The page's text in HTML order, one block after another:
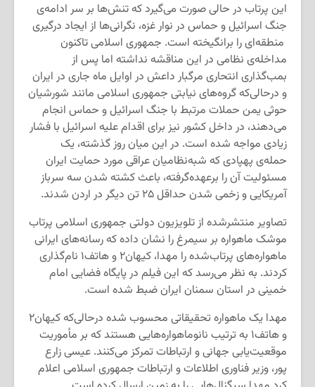
این پرتاب در حالی صورت می‌گیرد که تنش‌ها بر سر ادامه‌ی
جنگ اسرائیل و حماس در نوار غزه، نگرانی‌ها از ایجاد درگیری‌
منطقه‌ای را برانگیخته است. جمهوری اسلامی تاکنون
مداخله‌ی نظامی در این مناقشه نداشته اما پس از
بمب‌گذاری انتحاری مرگبار داعش در اوایل ماه جاری در ایران
و درحالی‌که گروه‌های نیابتی جمهوری اسلامی مانند شورشیان
حوثی یمن حملات مرتبط با جنگ اسرائیل و حماس انجام
می‌دهند، در داخل کشور نیز برای اقدام علیه اسرائیل با فشار
زیادی مواجه شده است. در این میان روز گذشته، یک
حمله‌ی پهپادی که شبه‌نظامیان عراقی مورد حمایت ایران
مسئولیت آن را برعهده‌گرفته، باعث کشته شدن سه سرباز
آمریکایی و زخمی شدن حداقل ۲۵ تن دیگر در اردن شدند.
تصاویر منتشرشده از تلویزیون دولتی جمهوری اسلامی پرتاب
موشک ماهواره بر سیمرغ را نشان داده که رسانه‌های ایرانی
ماهواره‌های پرتاب‌شده را مهدا، کیهان۲ و هاتف۱ نام‌گذاری
کردند. به نظر می‌رسد که این فیلم در پایگاه فضایی امام
خمینی در استان سمنان ایران ضبط شده است.
مهدا یک ماهواره تحقیقاتی محسوب شده درحالی‌که کیهان۲
و هاتف۱ به ترتیب نانوماهواره‌هایی هستند که بر مأموریت
موقعیت‌یابی جهانی و ارتباطات تمرکز می‌کنند. عیسی زارع
پور، وزیر فناوری اطلاعات و ارتباطات جمهوری اسلامی اعلام